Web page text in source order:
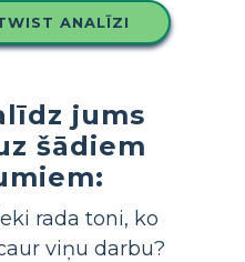
ANALĪZI
jums
šādiem
rada toni, ko
viņu darbu?